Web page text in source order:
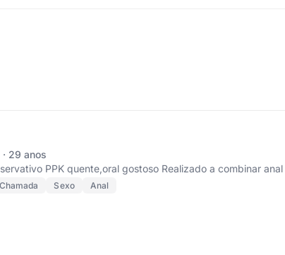
· 29 anos
Faço tudo de preservativo PPK quente,oral
Chamada Sexo Anal